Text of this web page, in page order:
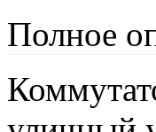
Полное